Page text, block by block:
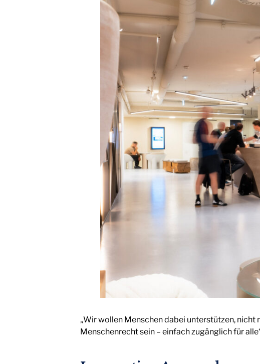
„Wir wollen Menschen dabei unterstützen, nicht
Menschenrecht sein – einfach zugänglich für